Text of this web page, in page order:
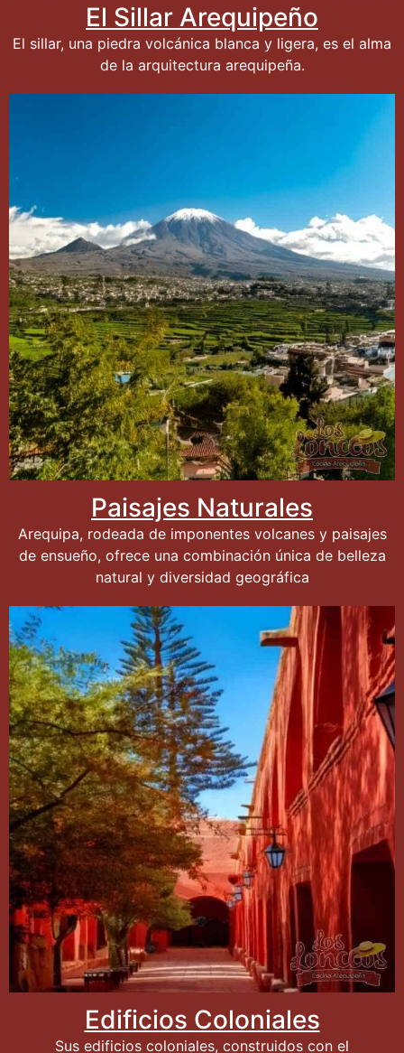
El Sillar Arequipeño
El sillar, una piedra volcánica blanca y ligera, es el alma
de la arquitectura arequipeña.
Paisajes Naturales
Arequipa, rodeada de imponentes volcanes y paisajes
de ensueño, ofrece una combinación única de belleza
natural y diversidad geográfica
Edificios Coloniales
Sus edificios coloniales, construidos con el